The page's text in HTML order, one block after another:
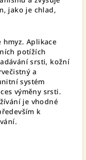
jako je chlad,
Aplikace
potížích
srsti, kožní
a
systém
výměny srsti.
je vhodné
k